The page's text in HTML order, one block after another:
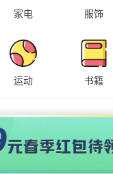
家电 服饰
运动 书籍